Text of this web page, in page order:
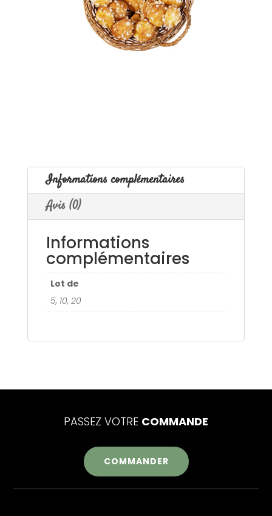
Informations complémentaires
Avis (0)
Informations
complémentaires
Lot de
5, 10, 20
PASSEZ VOTRE COMMANDE
COMMANDER